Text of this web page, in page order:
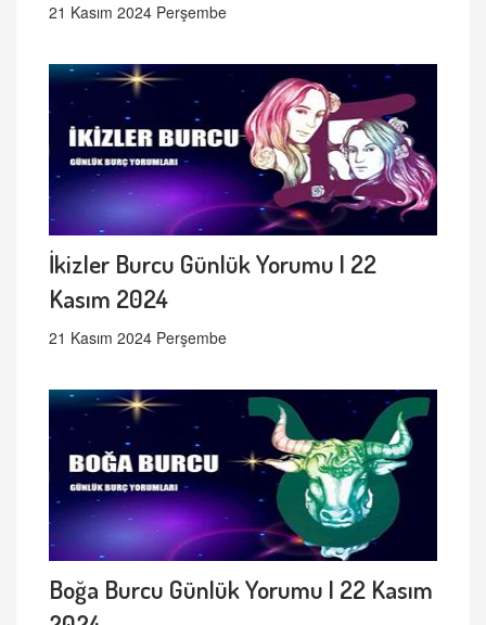
21 Kasım 2024 Perşembe
İkizler Burcu Günlük Yorumu | 22
Kasım 2024
21 Kasım 2024 Perşembe
Boğa Burcu Günlük Yorumu | 22 Kasım